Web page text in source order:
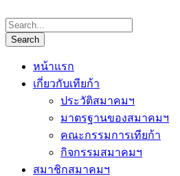
หน้าแรก
เกี่ยวกับเทียก้า
ประวัติสมาคมฯ
มาตรฐานของสมาคมฯ
คณะกรรมการเทียก้า
กิจกรรมสมาคมฯ
สมาชิกสมาคมฯ